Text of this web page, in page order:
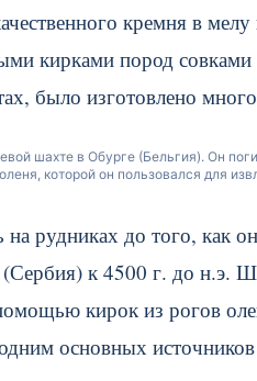
кремня в
кирками пород совками
было изготовлено
шахте в Обурге (Бельгия). Он
которой он пользовался для
рудниках до того, как
к 4500 г. до н.э.
кирок из рогов
основных